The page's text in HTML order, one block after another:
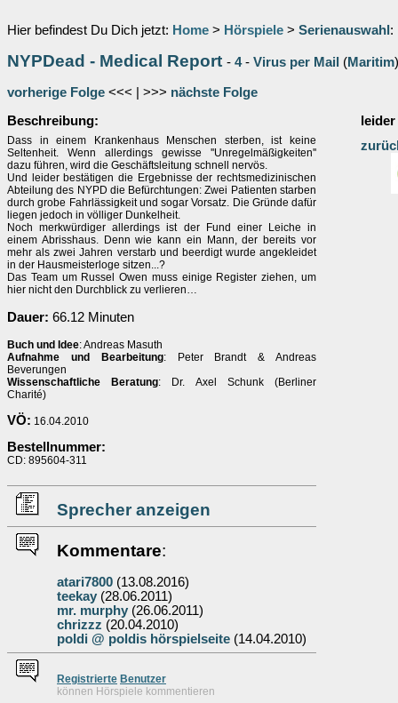
Hier befindest Du Dich jetzt: Home > Hörspiele > Serienauswahl :
NYPDead - Medical Report - 4- Virus per Mail (Maritim)
vorherige Folge <<< | >>> nächste Folge
Beschreibung:
Dass in einem Krankenhaus Menschen sterben, ist keine
Seltenheit. Wenn allerdings gewisse ''Unregelmäßigkeiten''
dazu führen, wird die Geschäftsleitung schnell nervös.
Und leider bestätigen die Ergebnisse der rechtsmedizinischen
Abteilung des NYPD die Befürchtungen: Zwei Patienten starben
durch grobe Fahrlässigkeit und sogar Vorsatz. Die Gründe dafür
liegen jedoch in völliger Dunkelheit.
Noch merkwürdiger allerdings ist der Fund einer Leiche in
einem Abrisshaus. Denn wie kann ein Mann, der bereits vor
mehr als zwei Jahren verstarb und beerdigt wurde angekleidet
in der Hausmeisterloge sitzen...?
Das Team um Russel Owen muss einige Register ziehen, um
hier nicht den Durchblick zu verlieren…
Dauer: 66.12 Minuten
Buch und Idee: Andreas Masuth
Aufnahme und Bearbeitung: Peter Brandt & Andreas
Beverungen
Wissenschaftliche Beratung: Dr. Axel Schunk (Berliner
Charité)
VÖ: 16.04.2010
Bestellnummer:
CD: 895604-311
Sprecher anzeigen
Kommentare:
atari7800 (13.08.2016)
teekay (28.06.2011)
mr. murphy (26.06.2011)
chrizzz (20.04.2010)
poldi @ poldis hörspielseite (14.04.2010)
Registrierte Benutzer
können Hörspiele kommentieren